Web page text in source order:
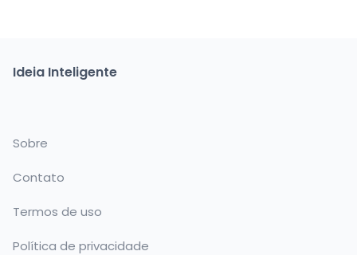
Ideia Inteligente
Sobre
Contato
Termos de uso
Política de privacidade